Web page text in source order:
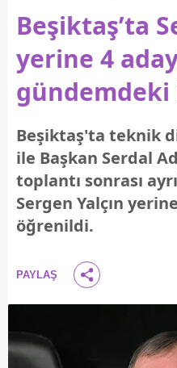
Beşiktaş’ta
yerine 4
Beşiktaş'ta teknik
ile Başkan Serdal
toplantı sonrası
Sergen Yalçın
öğrenildi.
PAYLAŞ